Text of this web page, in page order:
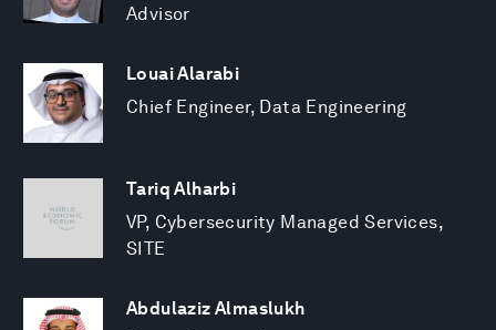
Advisor
Louai Alarabi
Chief Engineer, Data Engineering
Tariq Alharbi
VP, Cybersecurity Managed Services,
SITE
Abdulaziz Almaslukh